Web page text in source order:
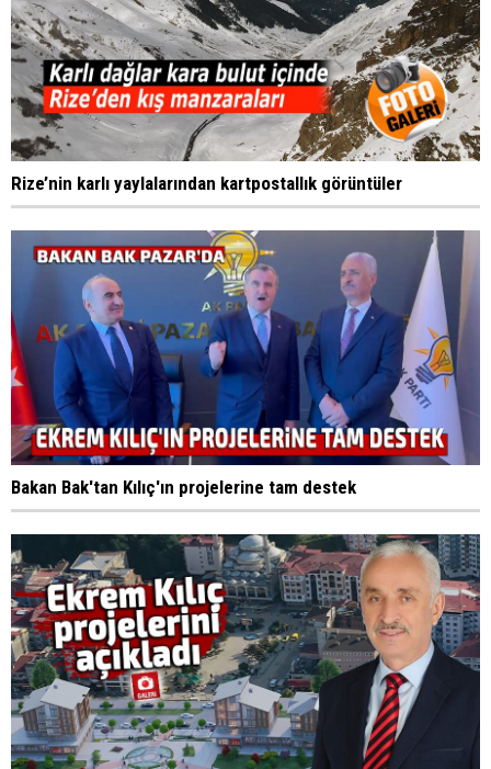
Rize’nin karlı yaylalarından kartpostallık görüntüler
Bakan Bak'tan Kılıç'ın projelerine tam destek